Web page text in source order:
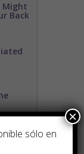
Might
Back
sólo en
×